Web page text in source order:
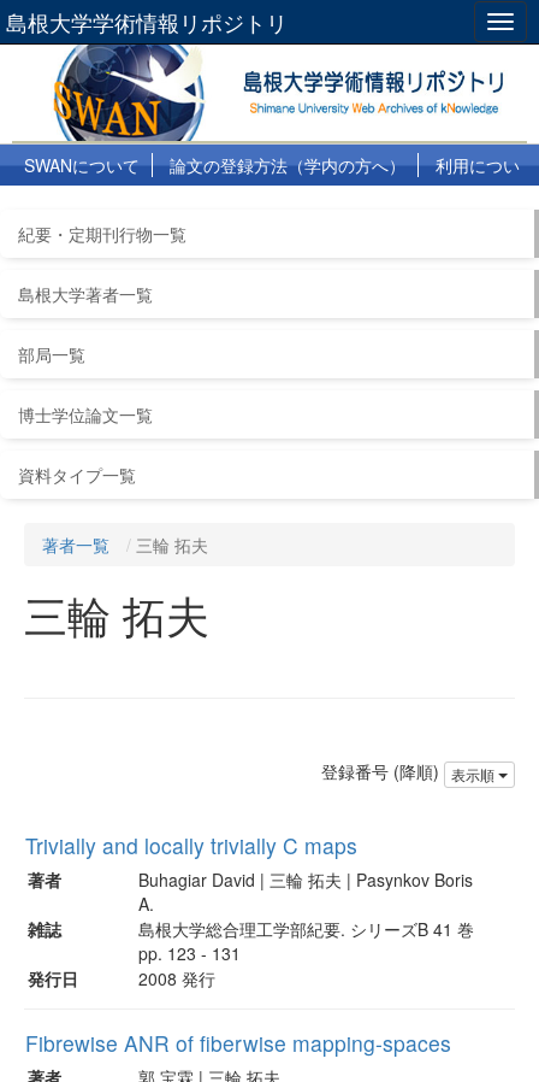
島根大学学術情報リポジトリ
SWANについて 論文の登録方法（学内の方へ）
利用につい
紀要・定期刊行物一覧
島根大学著者一覧
部局一覧
博士学位論文一覧
資料タイプ一覧
著者一覧 三輪 拓夫
三輪 拓夫
登録番号 (降順) 表示順
Trivially and locally trivially C maps
著者
Buhagiar David | 三輪 拓夫 | Pasynkov Boris
A.
雑誌
島根大学総合理工学部紀要. シリーズB 41 巻
pp. 123 - 131
発行日
2008 発行
Fibrewise ANR of fiberwise mapping-spaces
著者
郭 宝霖 | 三輪 拓夫